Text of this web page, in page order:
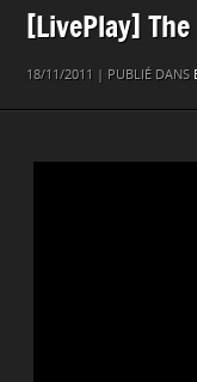
[LivePlay]
18/11/2011 | PUBLIÉ DANS